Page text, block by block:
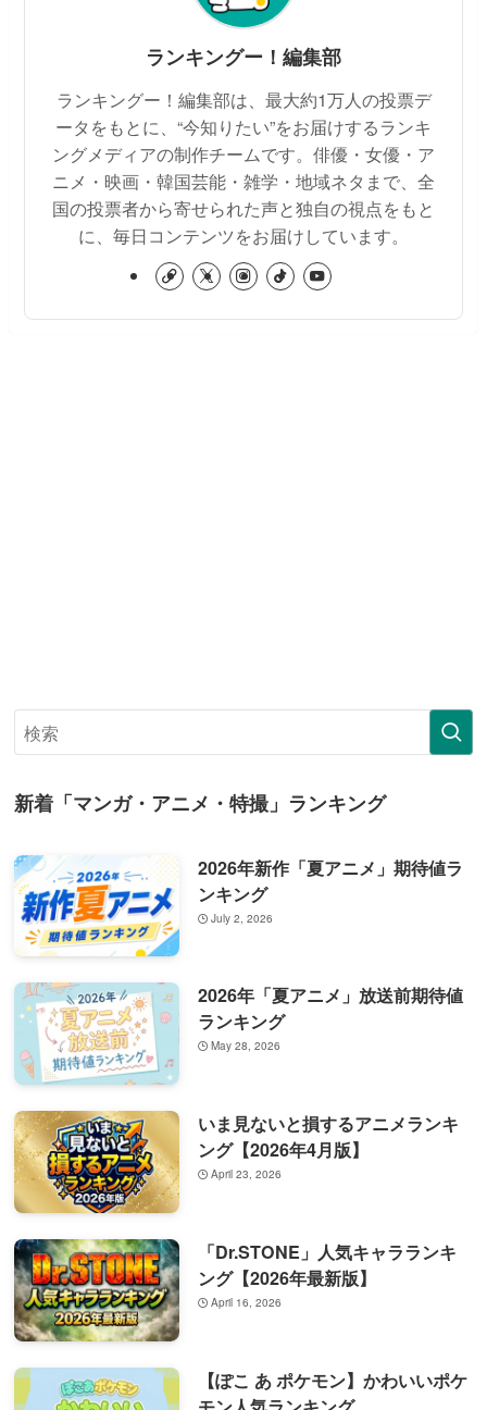
ランキングー！編集部
ランキングー！編集部は、最大約1万人の投票デ
ータをもとに、“今知りたい”をお届けするランキ
ングメディアの制作チームです。俳優・女優・ア
ニメ・映画・韓国芸能・雑学・地域ネタまで、全
国の投票者から寄せられた声と独自の視点をもと
に、毎日コンテンツをお届けしています。
新着「マンガ・アニメ・特撮」ランキング
2026年新作「夏アニメ」期待値ラ
ンキング
July 2, 2026
2026年「夏アニメ」放送前期待値
ランキング
May 28, 2026
いま見ないと損するアニメランキ
ング【2026年4月版】
April 23, 2026
「Dr.STONE」人気キャラランキ
ング【2026年最新版】
April 16, 2026
【ぽこ あ ポケモン】かわいいポケ